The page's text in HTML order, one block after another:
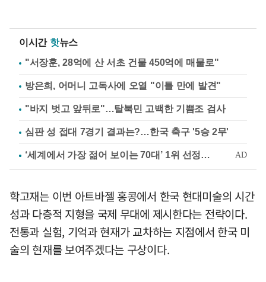
이시간 핫뉴스
"서장훈, 28억에 산 서초 건물 450억에 매물로"
방은희, 어머니 고독사에 오열 "이틀 만에 발견"
"바지 벗고 앞뒤로"…탈북민 고백한 기쁨조 검사
심판 성 접대 7경기 결과는?…한국 축구 '5승 2무'
학고재는 이번 아트바젤 홍콩에서 한국 현대미술의 시간
성과 다층적 지형을 국제 무대에 제시한다는 전략이다.
전통과 실험, 기억과 현재가 교차하는 지점에서 한국 미
술의 현재를 보여주겠다는 구상이다.